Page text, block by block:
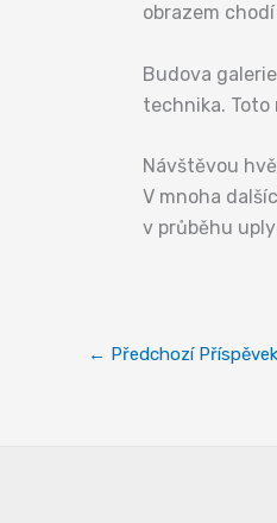
obrazem
Budova
technika.
Návštěvou
V mnoha
v průběhu
← Předchozí Příspěvek